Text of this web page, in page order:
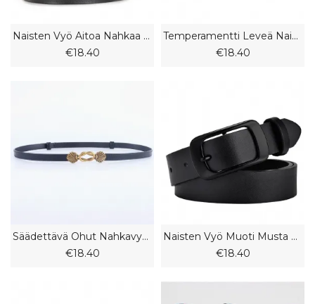
Naisten Vyö Aitoa Nahkaa Lehmännahkaa Oleva Vyö Soljen Koristelu Muoti
€18.40
Temperamentti Leveä Naisten Vyö Koristetakki Mekolla Vyötäröllä Vyö
€18.40
Säädettävä Ohut Nahkavyö Naisille Mekkovyö Pusero Koristeellinen Hihna Metallinen Solki Vyö
€18.40
Naisten Vyö Muoti Musta Vyö Opiskelijakoristelu Farkut Vyö Naiset
€18.40